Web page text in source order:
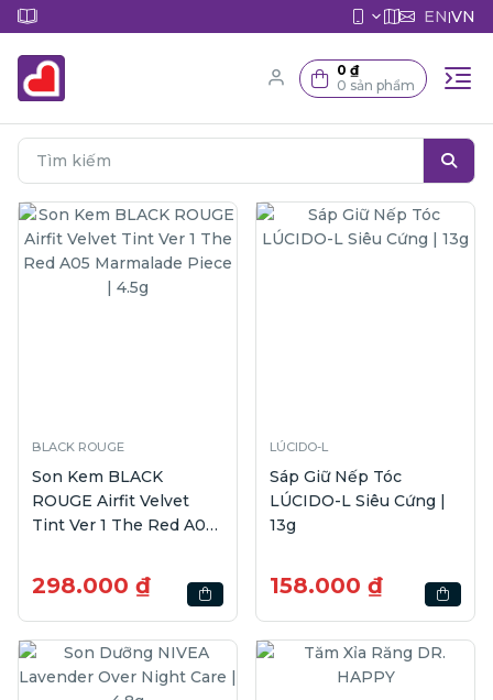
EN|VN
0 ₫
0 sản phẩm
BLACK ROUGE
Son Kem BLACK
ROUGE Airfit Velvet
Tint Ver 1 The Red A05
298.000 ₫
LÚCIDO-L
Sáp Giữ Nếp Tóc
LÚCIDO-L Siêu Cứng |
13g
158.000 ₫